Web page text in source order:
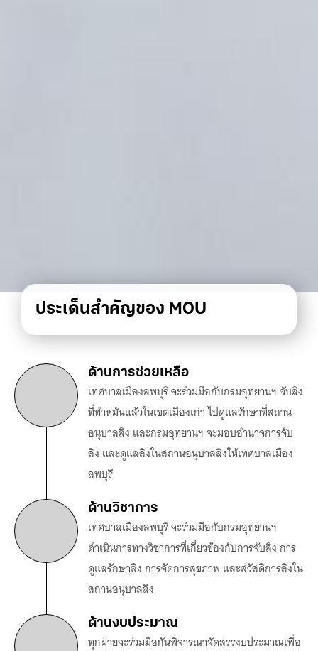
ประเด็นสำคัญของ MOU
ด้านการช่วยเหลือ
เทศบาลเมืองลพบุรี จะร่วมมือกับกรมอุทยานฯ จับลิง
ที่ทำหมันแล้วในเขตเมืองเก่า ไปดูแลรักษาที่สถาน
อนุบาลลิง และกรมอุทยานฯ จะมอบอำนาจการจับ
ลิง และดูแลลิงในสถานอนุบาลลิงให้เทศบาลเมือง
ลพบุรี
ด้านวิชาการ
เทศบาลเมืองลพบุรี จะร่วมมือกับกรมอุทยานฯ
ดำเนินการทางวิชาการที่เกี่ยวข้องกับการจับลิง การ
ดูแลรักษาลิง การจัดการสุขภาพ และสวัสดิการลิงใน
ด้านงบประมาณ
ทุกฝ่ายจะร่วมมือกันพิจารณาจัดสรรงบประมาณเพื่อ